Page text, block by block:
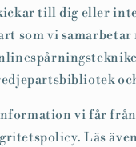
till dig eller
som vi
vi får från
Läs